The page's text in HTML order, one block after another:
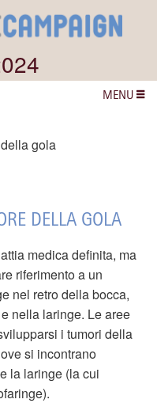
MENU
gola
DELLA GOLA
medica definita, ma
riferimento a un
nel retro della bocca,
nella laringe. Le aree
i tumori della
si incontrano
la laringe (la cui